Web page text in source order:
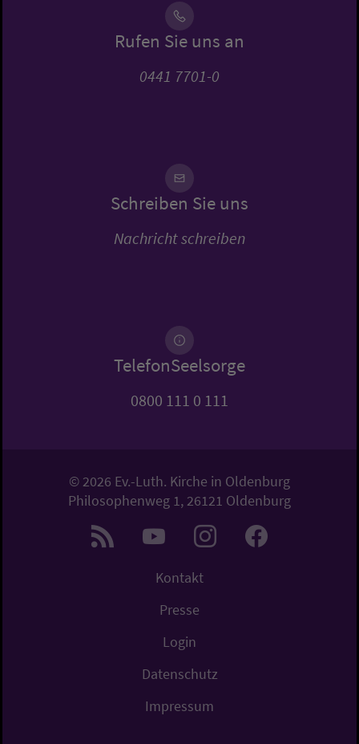
Rufen Sie uns an
0441 7701-0
Schreiben Sie uns
Nachricht schreiben
TelefonSeelsorge
0800 111 0 111
© 2026 Ev.-Luth. Kirche in Oldenburg
Philosophenweg 1, 26121 Oldenburg
Kontakt
Presse
Login
Datenschutz
Impressum